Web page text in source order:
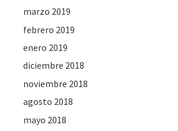
marzo 2019
febrero 2019
enero 2019
diciembre 2018
noviembre 2018
agosto 2018
mayo 2018